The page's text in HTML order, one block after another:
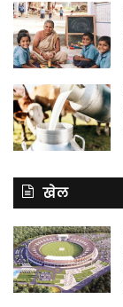
खेल